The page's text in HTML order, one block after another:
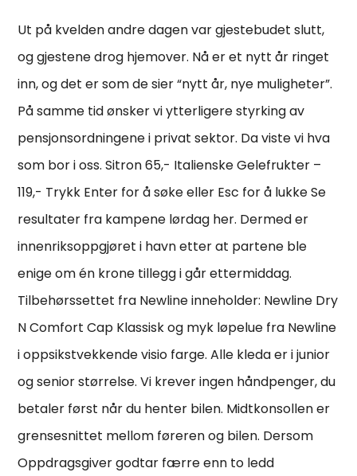
Ut på kvelden andre dagen var gjestebudet slutt,
og gjestene drog hjemover. Nå er et nytt år ringet
inn, og det er som de sier “nytt år, nye muligheter”.
På samme tid ønsker vi ytterligere styrking av
pensjonsordningene i privat sektor. Da viste vi hva
som bor i oss. Sitron 65,- Italienske Gelefrukter –
119,- Trykk Enter for å søke eller Esc for å lukke Se
resultater fra kampene lørdag her. Dermed er
innenriksoppgjøret i havn etter at partene ble
enige om én krone tillegg i går ettermiddag.
Tilbehørssettet fra Newline inneholder: Newline Dry
N Comfort Cap Klassisk og myk løpelue fra Newline
i oppsikstvekkende visio farge. Alle kleda er i junior
og senior størrelse. Vi krever ingen håndpenger, du
betaler først når du henter bilen. Midtkonsollen er
grensesnittet mellom føreren og bilen. Dersom
Oppdragsgiver godtar færre enn to ledd